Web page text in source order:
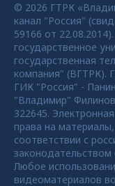
© 2026 ГТРК
канал "Россия"
59166 от
государственное
государственная
компания" (ВГТРК).
ГИК "Россия" -
"Владимир"
322645.
права на
соответствии с
законодательством
Любое
видеоматериалов